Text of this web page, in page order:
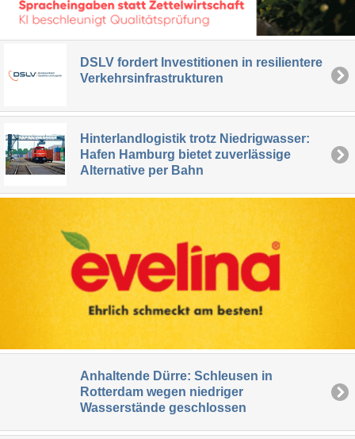
DSLV fordert Investitionen in resilientere
Verkehrsinfrastrukturen
Hinterlandlogistik trotz Niedrigwasser:
Hafen Hamburg bietet zuverlässige
Alternative per Bahn
Anhaltende Dürre: Schleusen in
Rotterdam wegen niedriger
Wasserstände geschlossen